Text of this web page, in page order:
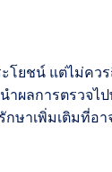
ยชน์ แต่ไม่
ผลการตรว
าเพิ่มเติมที่อ